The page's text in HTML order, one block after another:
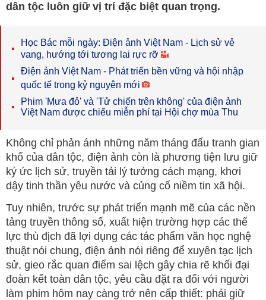
dân tộc luôn giữ vị trí đặc biệt quan trọng.
Học Bác mỗi ngày: Điện ảnh Việt Nam - Lịch sử vẻ
vang, hướng tới tương lai rực rỡ
Điện ảnh Việt Nam - Phát triển bền vững và hội nhập
quốc tế trong kỷ nguyên mới
Phim 'Mưa đỏ' và 'Tử chiến trên không' của điện ảnh
Việt Nam được chiếu miễn phí tại Hội chợ mùa Thu
Không chỉ phản ánh những năm tháng đấu tranh gian
khổ của dân tộc, điện ảnh còn là phương tiện lưu giữ
ký ức lịch sử, truyền tải lý tưởng cách mạng, khơi
dậy tinh thần yêu nước và củng cố niềm tin xã hội.
Tuy nhiên, trước sự phát triển mạnh mẽ của các nền
tảng truyền thông số, xuất hiện trường hợp các thế
lực thù địch đã lợi dụng các tác phẩm văn học nghệ
thuật nói chung, điện ảnh nói riêng để xuyên tạc lịch
sử, gieo rắc quan điểm sai lệch gây chia rẽ khối đại
đoàn kết toàn dân tộc, yêu cầu đặt ra đối với người
làm phim hôm nay càng trở nên cấp thiết: phải giữ